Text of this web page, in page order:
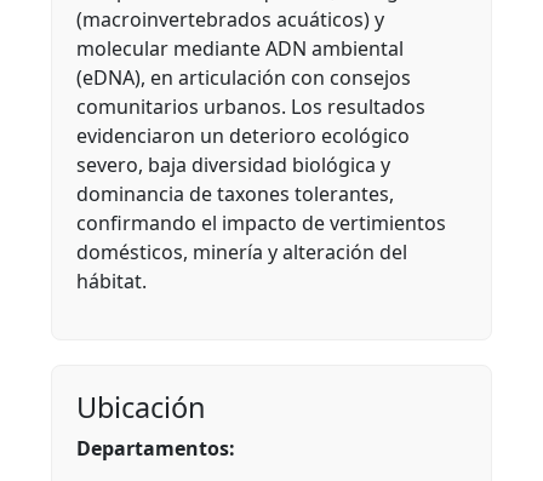
(macroinvertebrados acuáticos) y
molecular mediante ADN ambiental
(eDNA), en articulación con consejos
comunitarios urbanos. Los resultados
evidenciaron un deterioro ecológico
severo, baja diversidad biológica y
dominancia de taxones tolerantes,
confirmando el impacto de vertimientos
domésticos, minería y alteración del
hábitat.
Ubicación
Departamentos: